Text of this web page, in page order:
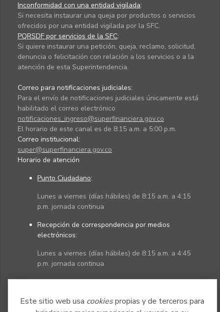
Este sitio web usa cookiespropias y de terceros para
Inconformidad con una entidad vigilada:
Si necesita instaurar una queja por productos o servicios
ofrecidos por una entidad vigilada por la SFC.
PQRSDF por servicios de la SFC:
Si quiere instaurar una petición, queja, reclamo, solicitud,
denuncia o felicitación con relación a los servicios o a la
atención de esta Superintendencia.
Correo para notificaciones judiciales:
Para el envío de notificaciones judiciales únicamente está
habilitado el correo electrónico
notificaciones_ingreso@superfinanciera.gov.co
El horario de este canal es de 8:15 a.m. a 5:00 p.m.
Correo institucional:
super@superfinanciera.gov.co
Horario de atención
Punto Ciudadano:
Lunes a viernes (días hábiles) de 8:15 a.m. a 4:15
p.m. jornada continua
Recepción de correspondencia por medios
electrónicos:
Lunes a viernes (días hábiles) de 8:15 a.m. a 4:45
p.m. jornada continua